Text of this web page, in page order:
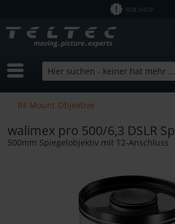
B2B SHOP
RF Mount Objektive
walimex pro 500/6,3 DSLR
500mm Spiegelobjektiv mit T2-Anschluss
Sofort lieferbar
Hersteller
von0,60 € bis4461,34